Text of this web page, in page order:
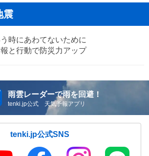
震
時にあわてないために
と行動で防災力アップ
雨雲レーダーで雨を回避！
tenki.jp公式 天気予報アプリ
tenki.jp公式SNS